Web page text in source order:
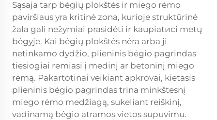
Sąsaja tarp bėgių plokštės ir miego rėmo
paviršiaus yra kritinė zona, kurioje struktūrinė
žala gali nežymiai prasidėti ir kaupiatисi metų
bėgyje. Kai bėgių plokštės nėra arba ji
netinkamo dydžio, plieninis bėgio pagrindas
tiesiogiai remiasi į medinį ar betoninį miego
rėmą. Pakartotinai veikiant apkrovai, kietasis
plieninis bėgio pagrindas trina minkštesnį
miego rėmo medžiagą, sukeliant reiškinį,
vadinamą bėgio atramos vietos supuvimu.